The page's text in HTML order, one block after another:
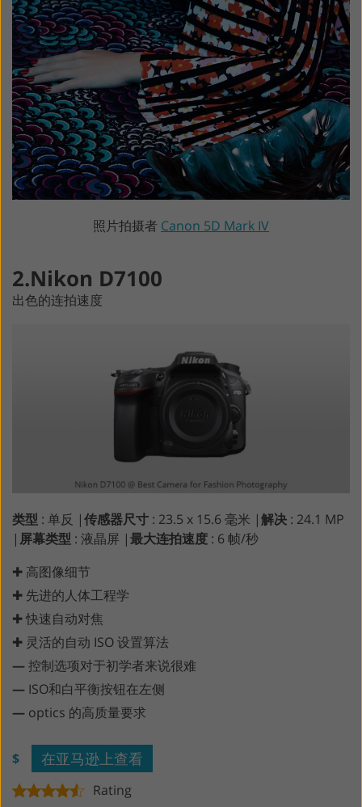
照片拍摄者 Canon 5D Mark IV
2.Nikon D7100
出色的连拍速度
类型 : 单反 |传感器尺寸 : 23.5 x 15.6 毫米 |解决 : 24.1 MP
| 屏幕类型 : 液晶屏 |最大连拍速度 : 6 帧/秒
✚ 高图像细节
✚ 先进的人体工程学
✚ 快速自动对焦
✚ 灵活的自动 ISO 设置算法
—控制选项对于初学者来说很难
— ISO和白平衡按钮在左侧
— optics 的高质量要求
$ 在亚马逊上查看
Rating